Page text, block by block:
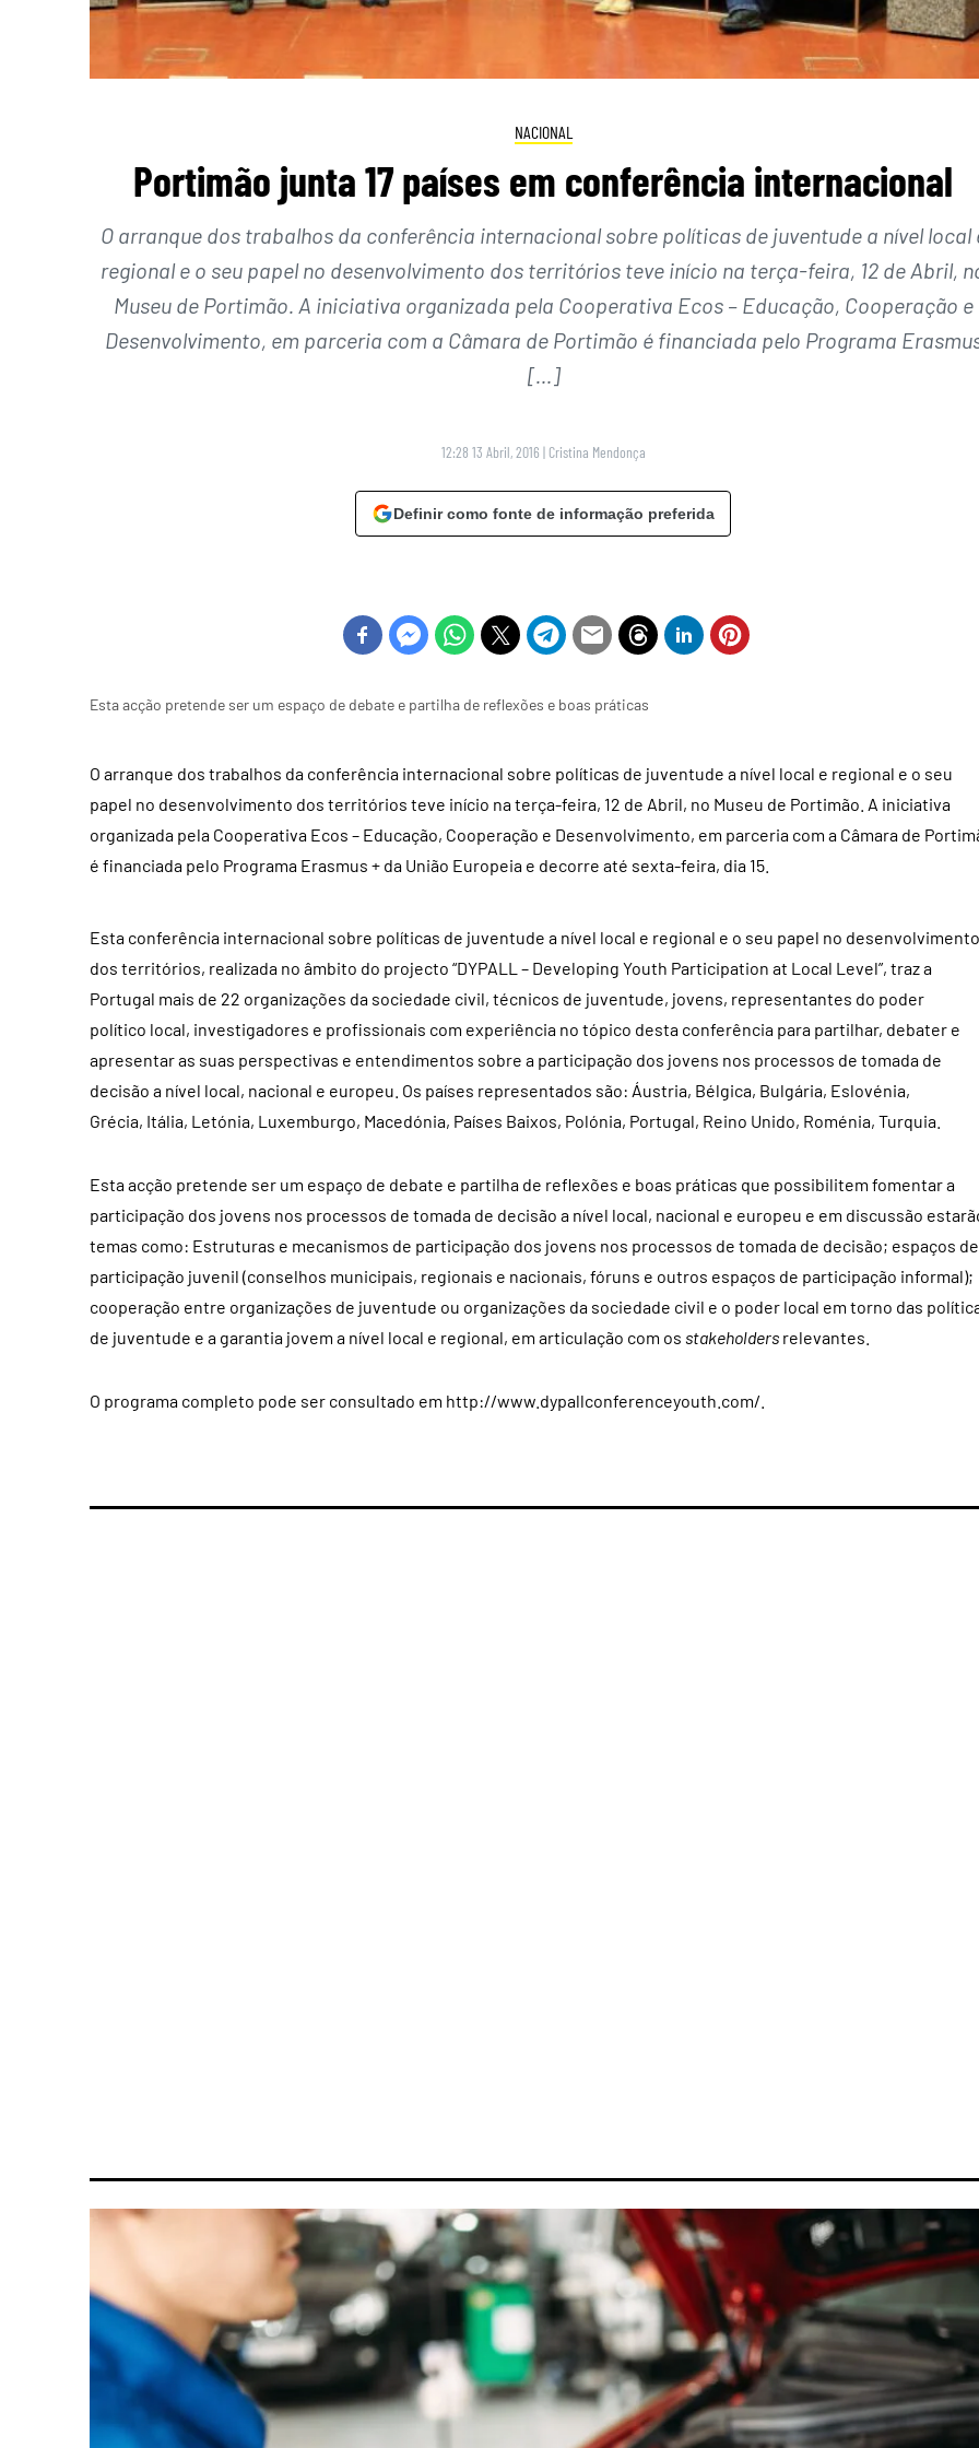
NACIONAL
Portimão junta 17 países em conferência internacional
O arranque dos trabalhos da conferência internacional sobre políticas de juventude a nível local
regional e o seu papel no desenvolvimento dos territórios teve início na terça-feira, 12 de Abril,
Museu de Portimão. A iniciativa organizada pela Cooperativa Ecos – Educação, Cooperação e
Desenvolvimento, em parceria com a Câmara de Portimão é financiada pelo Programa
[…]
12:28 13 Abril, 2016 | Cristina Mendonça
Definir como fonte de informação preferida
Esta acção pretende ser um espaço de debate e partilha de reflexões e boas práticas
O arranque dos trabalhos da conferência internacional sobre políticas de juventude a nível local e regional e o seu
papel no desenvolvimento dos territórios teve início na terça-feira, 12 de Abril, no Museu de Portimão. A iniciativa
organizada pela Cooperativa Ecos – Educação, Cooperação e Desenvolvimento, em parceria com a Câmara de
é financiada pelo Programa Erasmus + da União Europeia e decorre até sexta-feira, dia 15.
Esta conferência internacional sobre políticas de juventude a nível local e regional e o seu papel no desenvolvimento
dos territórios, realizada no âmbito do projecto “DYPALL – Developing Youth Participation at Local Level”, traz a
Portugal mais de 22 organizações da sociedade civil, técnicos de juventude, jovens, representantes do poder
político local, investigadores e profissionais com experiência no tópico desta conferência para partilhar, debater e
apresentar as suas perspectivas e entendimentos sobre a participação dos jovens nos processos de tomada de
decisão a nível local, nacional e europeu. Os países representados são: Áustria, Bélgica, Bulgária, Eslovénia,
Grécia, Itália, Letónia, Luxemburgo, Macedónia, Países Baixos, Polónia, Portugal, Reino Unido, Roménia, Turquia.
Esta acção pretende ser um espaço de debate e partilha de reflexões e boas práticas que possibilitem fomentar a
participação dos jovens nos processos de tomada de decisão a nível local, nacional e europeu e em discussão
temas como: Estruturas e mecanismos de participação dos jovens nos processos de tomada de decisão; espaços de
participação juvenil (conselhos municipais, regionais e nacionais, fóruns e outros espaços de participação informal);
cooperação entre organizações de juventude ou organizações da sociedade civil e o poder local em torno das
de juventude e a garantia jovem a nível local e regional, em articulação com os stakeholders relevantes.
O programa completo pode ser consultado em http://www.dypallconferenceyouth.com/.